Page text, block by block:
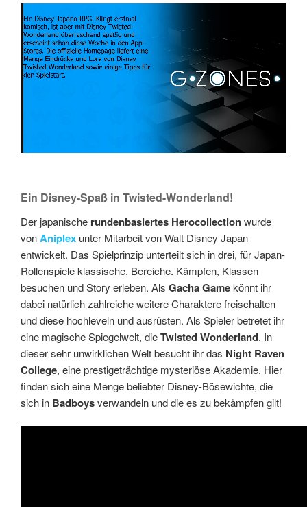
Link Embed
Ein Disney-Spaß in Twisted-Wonderland!
Der japanische rundenbasiertes Herocollectionwurde
vonAniplex unter Mitarbeit von Walt Disney Japan
entwickelt. Das Spielprinzip unterteilt sich in drei, für Japan-
Rollenspiele klassische, Bereiche. Kämpfen, Klassen
besuchen und Story erleben. Als Gacha Gamekönnt ihr
dabei natürlich zahlreiche weitere Charaktere freischalten
und diese hochleveln und ausrüsten. Als Spieler betretet ihr
eine magische Spiegelwelt, dieTwisted Wonderland. In
dieser sehr unwirklichen Welt besucht ihr das Night Raven
College, eine prestigeträchtige mysteriöse Akademie. Hier
finden sich eine Menge beliebter Disney-Bösewichte, die
sich in Badboysverwandeln und die es zu bekämpfen gilt!